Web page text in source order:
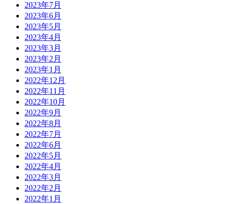
2023年7月
2023年6月
2023年5月
2023年4月
2023年3月
2023年2月
2023年1月
2022年12月
2022年11月
2022年10月
2022年9月
2022年8月
2022年7月
2022年6月
2022年5月
2022年4月
2022年3月
2022年2月
2022年1月